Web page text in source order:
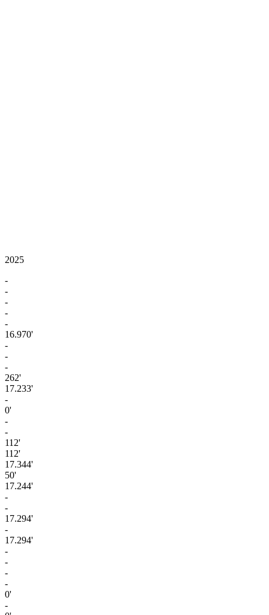
2025
-
-
-
-
-
16.970'
-
-
-
262'
17.233'
-
0'
-
-
112'
112'
17.344'
50'
17.244'
-
-
17.294'
-
17.294'
-
-
-
-
0'
-